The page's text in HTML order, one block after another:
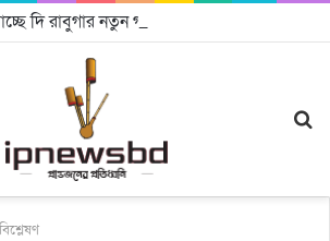
দি রাবুগার নতুন গান ‘Baljanggi’